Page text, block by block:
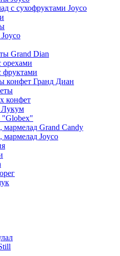
с сухофруктами Joyco
Grand Dian
орехами
фруктами
конфет Гранд Диан
конфет
Лукум
"Globex"
мармелад Grand Candy
мармелад Joyco